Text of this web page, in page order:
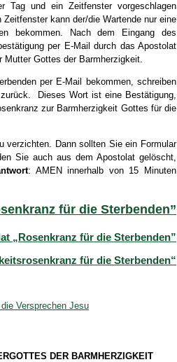
Tag und ein Zeitfenster vorgeschlagen
kann der/die Wartende nur eine
bekommen. Nach dem Eingang des
per E-Mail durch das Apostolat
Mutter Gottes der Barmherzigkeit.
per E-Mail bekommen, schreiben
zurück. Dieses Wort ist eine Bestätigung,
zur Barmherzigkeit Gottes für die
verzichten. Dann sollten Sie ein Formular
Sie auch aus dem Apostolat gelöscht,
: AMEN innerhalb von 15 Minuten
für die Sterbenden”
„Rosenkranz für die Sterbenden”
für die Sterbenden“
Versprechen Jesu
DER BARMHERZIGKEIT